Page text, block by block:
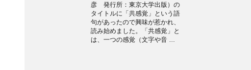
彦 発行所：東京大学出版）の
タイトルに「共感覚」という語
句があったので興味が惹かれ、
読み始めました。「共感覚」と
は、一つの感覚（文字や音 ...